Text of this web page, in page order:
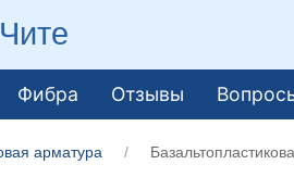
Фибра Отзывы
арматура